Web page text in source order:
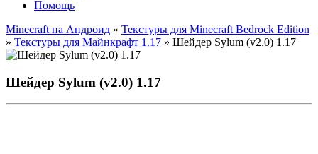
Помощь
Minecraft на Андроид » Текстуры для Minecraft Bedrock Edition
» Текстуры для Майнкрафт 1.17 » Шейдер Sylum (v2.0) 1.17
Шейдер Sylum (v2.0) 1.17